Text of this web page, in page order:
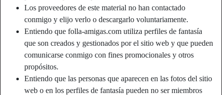
Los proveedores de este material no han contactado
conmigo y elijo verlo o descargarlo voluntariamente.
Entiendo que folla-amigas.com utiliza perfiles de fantasía
que son creados y gestionados por el sitio web y que pueden
comunicarse conmigo con fines promocionales y otros
propósitos.
Entiendo que las personas que aparecen en las fotos del sitio
web o en los perfiles de fantasía pueden no ser miembros
Altura:
178 cm
Peso:
80 Kg
Afeitado:
if necessary
Descripción
Asistico de 24 anitos